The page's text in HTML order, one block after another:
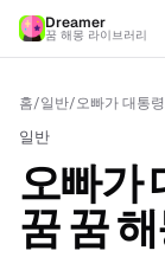
Dreamer
꿈 해몽 라이브러리
홈/일반/오빠가 대통
일반
오빠가
꿈 꿈